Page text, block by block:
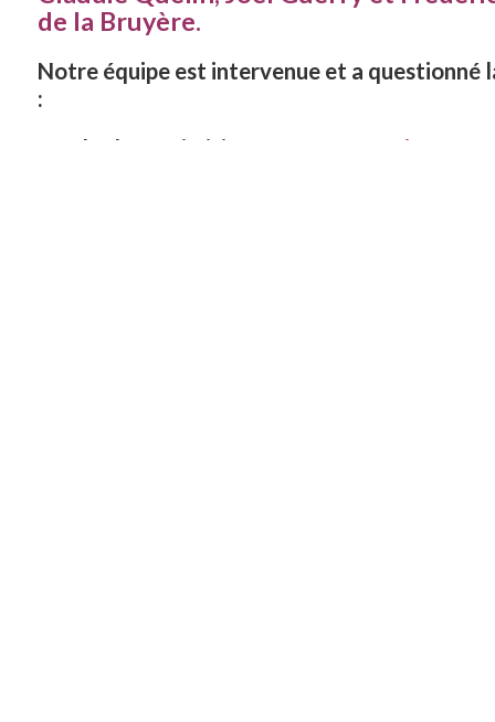
de la Bruyère.
Notre équipe est intervenue et a questionné
:
Le budget primitif 2026 :
Intervention